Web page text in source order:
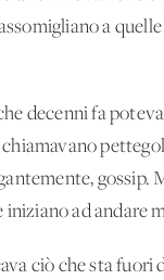
a
decenni fa
gossip.
ad andare
ciò che sta fuori